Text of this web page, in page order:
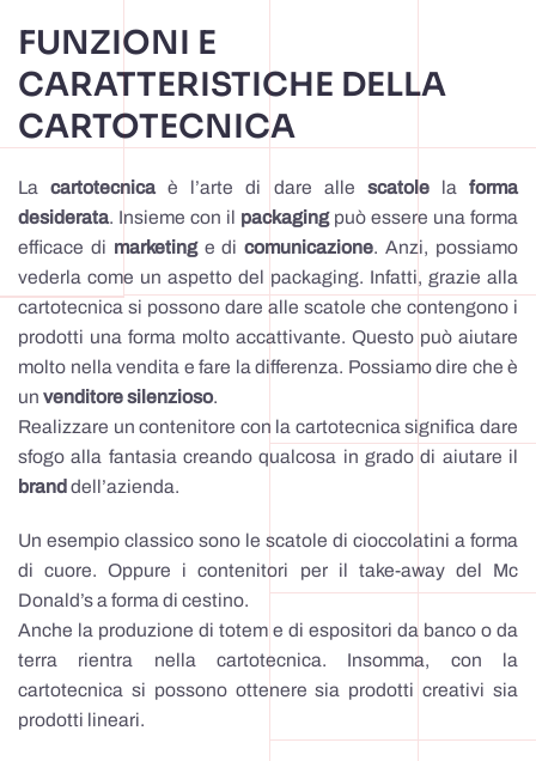
FUNZIONI E
CARATTERISTICHE DELLA
CARTOTECNICA
Lacartotecnicaè l’arte di dare alle scatolelaforma
desiderata. Insieme con il packagingpuò essere una forma
efficace di marketinge dicomunicazione. Anzi, possiamo
vederla come un aspetto del packaging. Infatti, grazie alla
cartotecnica si possono dare alle scatole che contengono i
prodotti una forma molto accattivante. Questo può aiutare
molto nella vendita e fare la differenza. Possiamo dire che è
un venditore silenzioso.
Realizzare un contenitore con la cartotecnica significa dare
sfogo alla fantasia creando qualcosa in grado di aiutare il
brand dell’azienda.
Un esempio classico sono le scatole di cioccolatini a forma
di cuore. Oppure i contenitori per il take-away del Mc
Donald’s a forma di cestino.
Anche la produzione di totem e di espositori da banco o da
terra rientra nella cartotecnica. Insomma, con la
cartotecnica si possono ottenere sia prodotti creativi sia
prodotti lineari.